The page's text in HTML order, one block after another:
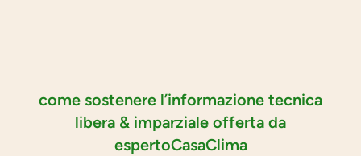
come sostenere l’informazione tecnica
libera & imparziale offerta da
espertoCasaClima